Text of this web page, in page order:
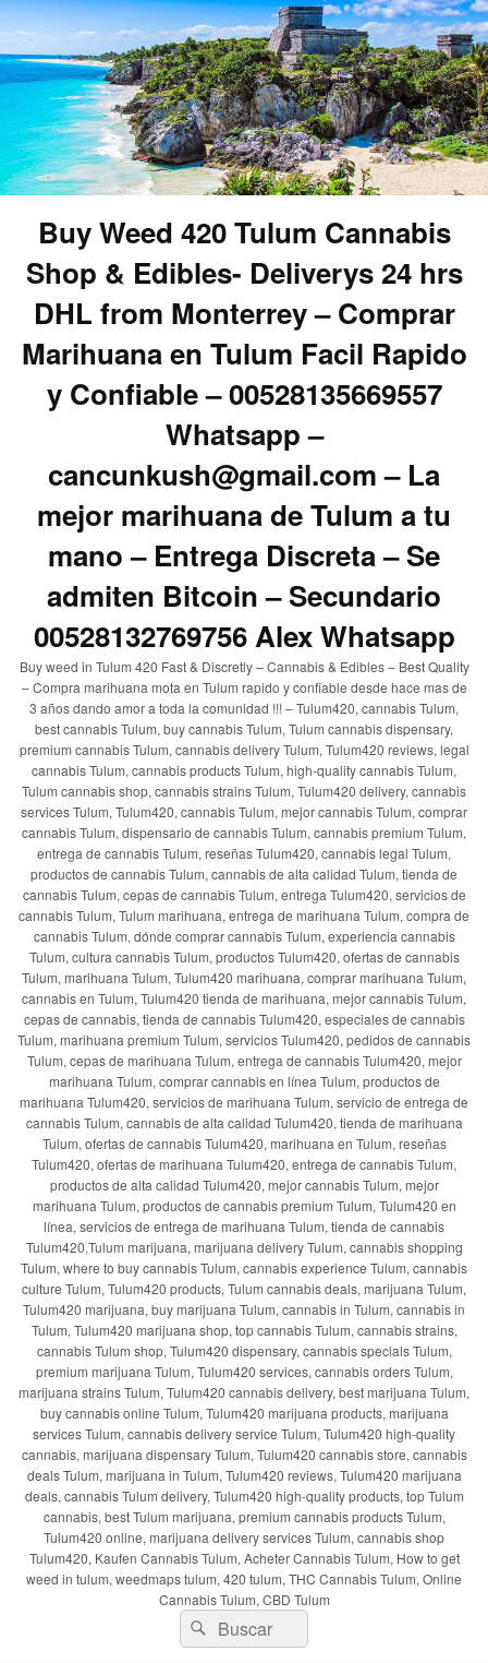
Buy Weed 420 Tulum Cannabis
Shop & Edibles- Deliverys 24 hrs
DHL from Monterrey – Comprar
Marihuana en Tulum Facil Rapido
y Confiable – 00528135669557
Whatsapp –
cancunkush@gmail.com – La
mejor marihuana de Tulum a tu
mano – Entrega Discreta – Se
admiten Bitcoin – Secundario
00528132769756 Alex Whatsapp
Buy weed in Tulum 420 Fast & Discretly – Cannabis & Edibles – Best Quality
– Compra marihuana mota en Tulum rapido y confiable desde hace mas de
3 años dando amor a toda la comunidad !!! – Tulum420, cannabis Tulum,
best cannabis Tulum, buy cannabis Tulum, Tulum cannabis dispensary,
premium cannabis Tulum, cannabis delivery Tulum, Tulum420 reviews, legal
cannabis Tulum, cannabis products Tulum, high-quality cannabis Tulum,
Tulum cannabis shop, cannabis strains Tulum, Tulum420 delivery, cannabis
services Tulum, Tulum420, cannabis Tulum, mejor cannabis Tulum, comprar
cannabis Tulum, dispensario de cannabis Tulum, cannabis premium Tulum,
entrega de cannabis Tulum, reseñas Tulum420, cannabis legal Tulum,
productos de cannabis Tulum, cannabis de alta calidad Tulum, tienda de
cannabis Tulum, cepas de cannabis Tulum, entrega Tulum420, servicios de
cannabis Tulum, Tulum marihuana, entrega de marihuana Tulum, compra de
cannabis Tulum, dónde comprar cannabis Tulum, experiencia cannabis
Tulum, cultura cannabis Tulum, productos Tulum420, ofertas de cannabis
Tulum, marihuana Tulum, Tulum420 marihuana, comprar marihuana Tulum,
cannabis en Tulum, Tulum420 tienda de marihuana, mejor cannabis Tulum,
cepas de cannabis, tienda de cannabis Tulum420, especiales de cannabis
Tulum, marihuana premium Tulum, servicios Tulum420, pedidos de cannabis
Tulum, cepas de marihuana Tulum, entrega de cannabis Tulum420, mejor
marihuana Tulum, comprar cannabis en línea Tulum, productos de
marihuana Tulum420, servicios de marihuana Tulum, servicio de entrega de
cannabis Tulum, cannabis de alta calidad Tulum420, tienda de marihuana
Tulum, ofertas de cannabis Tulum420, marihuana en Tulum, reseñas
Tulum420, ofertas de marihuana Tulum420, entrega de cannabis Tulum,
productos de alta calidad Tulum420, mejor cannabis Tulum, mejor
marihuana Tulum, productos de cannabis premium Tulum, Tulum420 en
línea, servicios de entrega de marihuana Tulum, tienda de cannabis
Tulum420,Tulum marijuana, marijuana delivery Tulum, cannabis shopping
Tulum, where to buy cannabis Tulum, cannabis experience Tulum, cannabis
culture Tulum, Tulum420 products, Tulum cannabis deals, marijuana Tulum,
Tulum420 marijuana, buy marijuana Tulum, cannabis in Tulum, cannabis in
Tulum, Tulum420 marijuana shop, top cannabis Tulum, cannabis strains,
cannabis Tulum shop, Tulum420 dispensary, cannabis specials Tulum,
premium marijuana Tulum, Tulum420 services, cannabis orders Tulum,
marijuana strains Tulum, Tulum420 cannabis delivery, best marijuana Tulum,
buy cannabis online Tulum, Tulum420 marijuana products, marijuana
services Tulum, cannabis delivery service Tulum, Tulum420 high-quality
cannabis, marijuana dispensary Tulum, Tulum420 cannabis store, cannabis
deals Tulum, marijuana in Tulum, Tulum420 reviews, Tulum420 marijuana
deals, cannabis Tulum delivery, Tulum420 high-quality products, top Tulum
cannabis, best Tulum marijuana, premium cannabis products Tulum,
Tulum420 online, marijuana delivery services Tulum, cannabis shop
Tulum420, Kaufen Cannabis Tulum, Acheter Cannabis Tulum, How to get
weed in tulum, weedmaps tulum, 420 tulum, THC Cannabis Tulum, Online
Cannabis Tulum, CBD Tulum
Buscar
por:
Buscar